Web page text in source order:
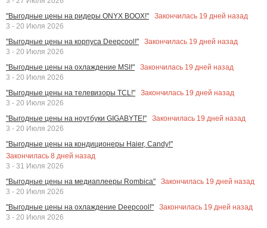
"Выгодные цены на ридеры ONYX BOOX!"
Закончилась 19 дней назад
3 - 20 Июля 2026
"Выгодные цены на корпуса Deepcool!"
Закончилась 19 дней назад
3 - 20 Июля 2026
"Выгодные цены на охлаждение MSI!"
Закончилась 19 дней назад
3 - 20 Июля 2026
"Выгодные цены на телевизоры TCL!"
Закончилась 19 дней назад
3 - 20 Июля 2026
"Выгодные цены на ноутбуки GIGABYTE!"
Закончилась 19 дней назад
3 - 20 Июля 2026
"Выгодные цены на кондиционеры Haier, Candy!"
Закончилась 8 дней назад
3 - 31 Июля 2026
"Выгодные цены на медиаплееры Rombica"
Закончилась 19 дней назад
3 - 20 Июля 2026
"Выгодные цены на охлаждение Deepcool!"
Закончилась 19 дней назад
3 - 20 Июля 2026